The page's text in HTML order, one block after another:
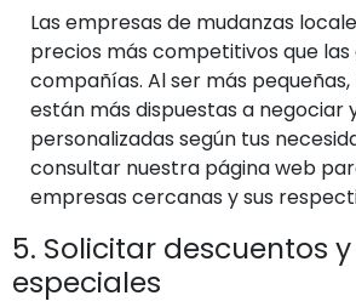
Las empresas de mudanzas
precios más competitivos que las
compañías. Al ser más
están más dispuestas a
personalizadas según tus
consultar nuestra página web
empresas cercanas y sus
5. Solicitar descuentos
especiales